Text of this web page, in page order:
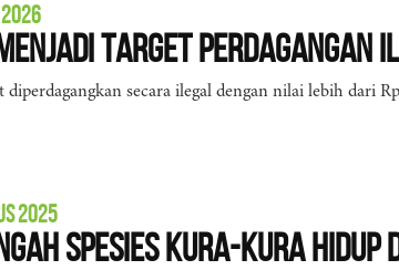
2026
Target Perdagangan
secara ilegal dengan nilai lebih dari
2025
Spesies Kura-Kura